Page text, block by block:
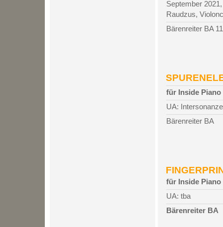
September
Raudzus,
Bärenreiter BA
für Inside Piano
UA:
Bärenreiter BA
für Inside Piano
UA: tba
Bärenreiter BA